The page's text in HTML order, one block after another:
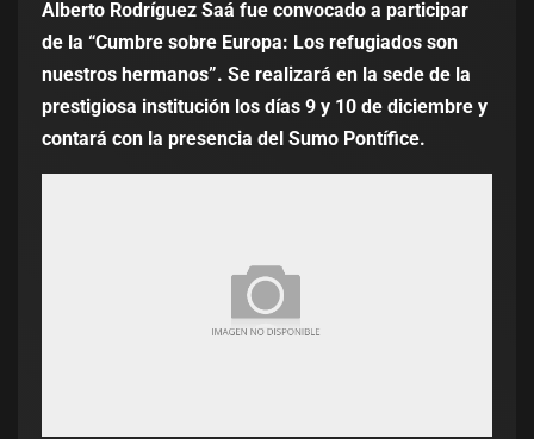
Alberto Rodríguez Saá fue convocado a participar
de la “Cumbre sobre Europa: Los refugiados son
nuestros hermanos”. Se realizará en la sede de la
prestigiosa institución los días 9 y 10 de diciembre y
contará con la presencia del Sumo Pontífice.